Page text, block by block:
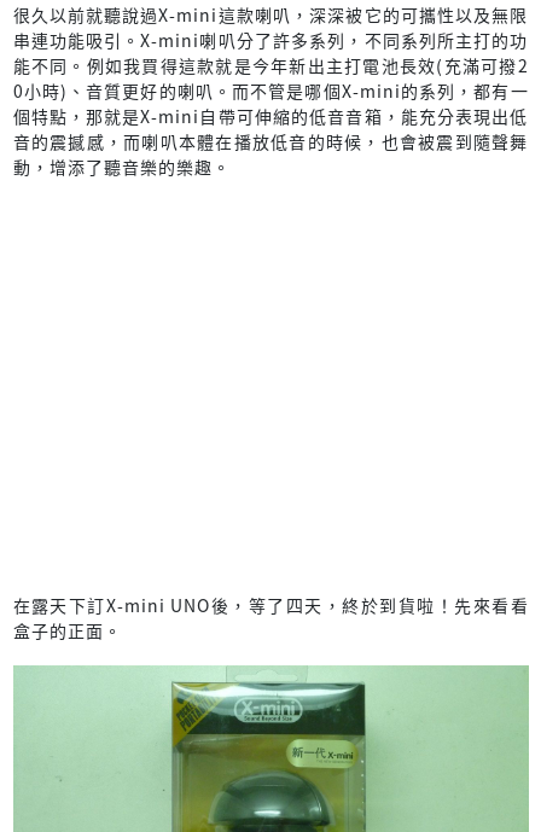
很久以前就聽說過X-mini這款喇叭，深深被它的可攜性以及無限
串連功能吸引。X-mini喇叭分了許多系列，不同系列所主打的功
能不同。例如我買得這款就是今年新出主打電池長效(充滿可撥2
0小時)、音質更好的喇叭。而不管是哪個X-mini的系列，都有一
個特點，那就是X-mini自帶可伸縮的低音音箱，能充分表現出低
音的震撼感，而喇叭本體在播放低音的時候，也會被震到隨聲舞
動，增添了聽音樂的樂趣。
在露天下訂X-mini UNO後，等了四天，終於到貨啦！先來看看
盒子的正面。